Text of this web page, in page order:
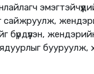
сайжруулж,
бүрдүүлэн,
бууруулж,